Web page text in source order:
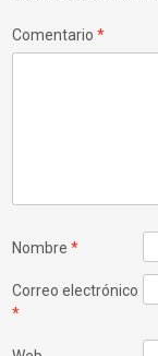
Comentario*
Nombre*
Correo electrónico
*